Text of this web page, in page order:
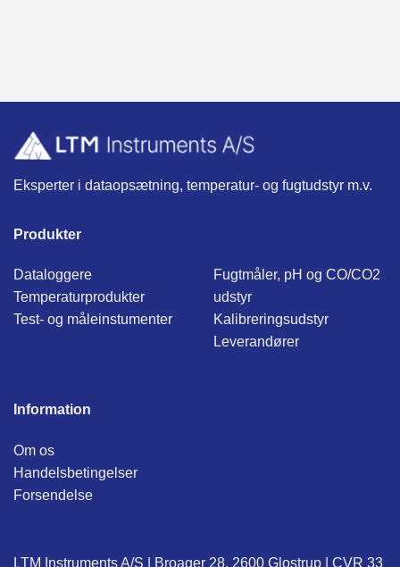
Eksperter i dataopsætning, temperatur- og fugtudstyr m.v.
Produkter
Dataloggere
Temperaturprodukter
Test- og måleinstumenter
Fugtmåler, pH og CO/CO2
udstyr
Kalibreringsudstyr
Leverandører
Information
Om os
Handelsbetingelser
Forsendelse
LTM Instruments A/S | Broager 28, 2600 Glostrup | CVR 33